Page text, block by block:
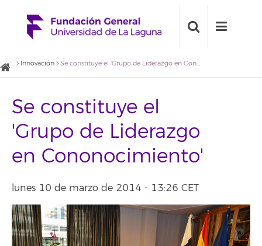
Innovación Se constituye el 'Grupo de Liderazgo en Cononocimiento'
Se constituye el
'Grupo de Liderazgo
en Cononocimiento'
lunes 10 de marzo de 2014 - 13:26 CET